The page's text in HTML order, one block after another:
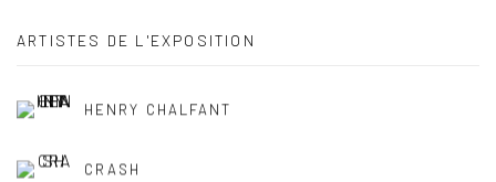
ARTISTES DE L'EXPOSITION
HENRY CHALFANT
CRASH